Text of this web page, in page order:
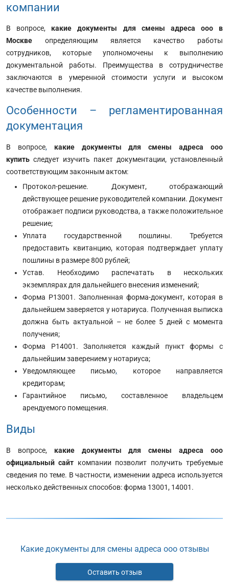
компании
В вопросе,какие документы для смены адреса ооо в
Москве определяющим является качество работы
сотрудников, которые уполномочены к выполнению
документальной работы. Преимущества в сотрудничестве
заключаются в умеренной стоимости услуги и высоком
качестве выполнения.
Особенности – регламентированная
документация
В вопросе,
какие документы для смены адреса ооо
купить следует изучить пакет документации, установленный
соответствующим законным актом:
Протокол-решение. Документ, отображающий
действующее решение руководителей компании. Документ
отображает подписи руководства, а также положительное
решение;
Уплата государственной пошлины. Требуется
предоставить квитанцию, которая подтверждает уплату
пошлины в размере 800 рублей;
Устав. Необходимо распечатать в нескольких
экземплярах для дальнейшего внесения изменений;
Форма Р13001. Заполненная форма-документ, которая в
дальнейшем заверяется у нотариуса. Полученная выписка
должна быть актуальной – не более 5 дней с момента
получения;
Форма Р14001. Заполняется каждый пункт формы с
дальнейшим заверением у нотариуса;
Уведомляющее письмо, которое направляется
кредиторам;
Гарантийное письмо, составленное владельцем
арендуемого помещения.
Виды
В вопросе, какие документы для смены адреса ооо
официальный сайт компании позволит получить требуемые
сведения по теме. В частности, изменении адреса используется
несколько действенных способов: форма 13001, 14001.
Какие документы для смены адреса ооо отзывы
Оставить отзыв